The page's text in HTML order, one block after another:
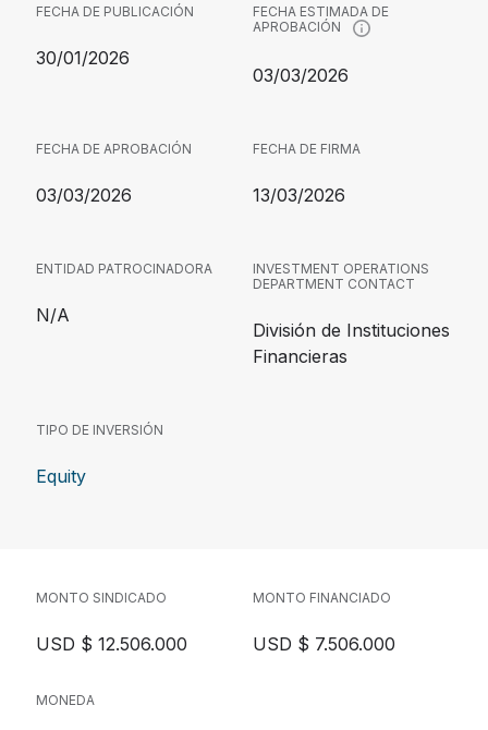
FECHA DE PUBLICACIÓN
30/01/2026
FECHA ESTIMADA DE
APROBACIÓN
03/03/2026
FECHA DE APROBACIÓN
03/03/2026
FECHA DE FIRMA
13/03/2026
ENTIDAD PATROCINADORA
N/A
INVESTMENT OPERATIONS
DEPARTMENT CONTACT
División de Instituciones
Financieras
TIPO DE INVERSIÓN
Equity
MONTO SINDICADO
USD $ 12.506.000
MONTO FINANCIADO
USD $ 7.506.000
MONEDA